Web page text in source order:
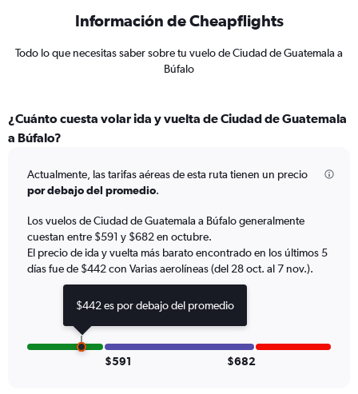
Información de Cheapflights
Todo lo que necesitas saber sobre tu vuelo de Ciudad de Guatemala a
Búfalo
¿Cuánto cuesta volar ida y vuelta de Ciudad de Guatemala
a Búfalo?
Actualmente, las tarifas aéreas de esta ruta tienen un precio
por debajo del promedio.
Los vuelos de Ciudad de Guatemala a Búfalo generalmente
cuestan entre $591 y $682 en octubre.
El precio de ida y vuelta más barato encontrado en los últimos 5
días fue de $442 con Varias aerolíneas (del 28 oct. al 7 nov.).
$591 $682
$442 es por debajo del promedio